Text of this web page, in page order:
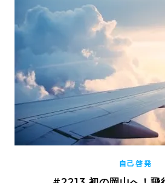
自己啓発